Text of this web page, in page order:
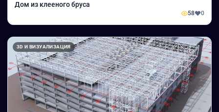
Дом из клееного бруса
58 0
3D И ВИЗУАЛИЗАЦИЯ